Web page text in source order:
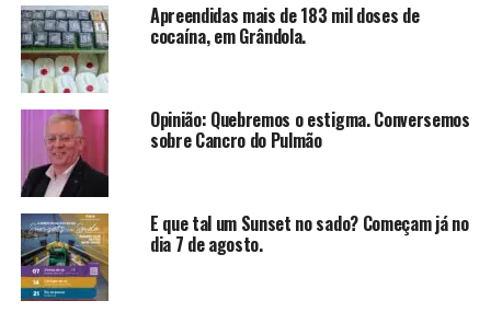
Apreendidas mais de 183 mil doses de
cocaína, em Grândola.
Opinião: Quebremos o estigma. Conversemos
sobre Cancro do Pulmão
E que tal um Sunset no sado? Começam já no
dia 7 de agosto.